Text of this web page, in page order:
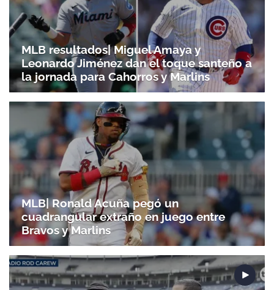
MLB resultados| Miguel Amaya y
Leonardo Jiménez dan el toque santeño a
la jornada para Cahorros y Marlins
MLB| Ronald Acuña pegó un
cuadrangular extraño en juego entre
Bravos y Marlins